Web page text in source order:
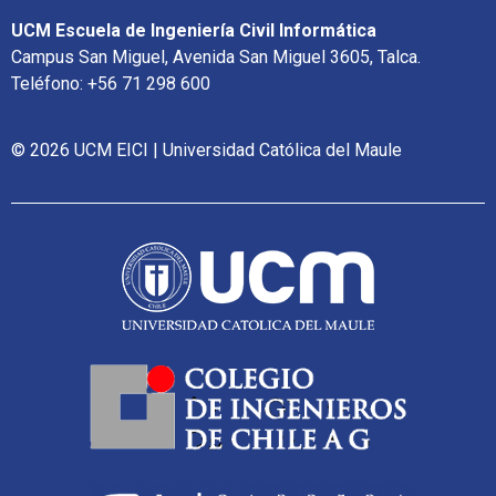
UCM Escuela de Ingeniería Civil Informática
Campus San Miguel, Avenida San Miguel 3605, Talca.
Teléfono: +56 71 298 600
© 2026 UCM EICI | Universidad Católica del Maule